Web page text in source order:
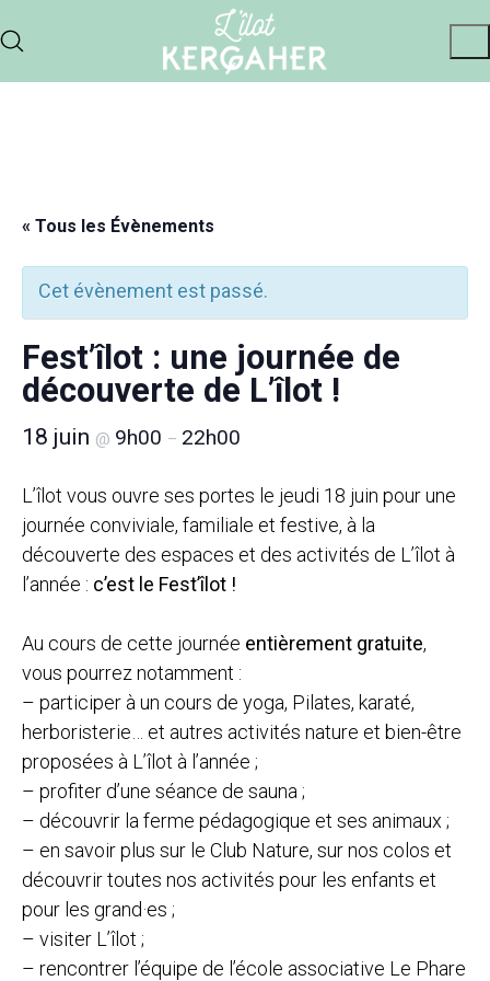
« Tous les Évènements
Cet évènement est passé.
Fest’îlot : une journée de
découverte de L’îlot !
18 juin @ 9h00 – 22h00
L’îlot vous ouvre ses portes le jeudi 18 juin pour une
journée conviviale, familiale et festive, à la
découverte des espaces et des activités de L’îlot à
l’année : c’est le Fest’îlot !
Au cours de cette journée entièrement gratuite,
vous pourrez notamment :
– participer à un cours de yoga, Pilates, karaté,
herboristerie… et autres activités nature et bien-être
proposées à L’îlot à l’année ;
– profiter d’une séance de sauna ;
– découvrir la ferme pédagogique et ses animaux ;
– en savoir plus sur le Club Nature, sur nos colos et
découvrir toutes nos activités pour les enfants et
pour les grand·es ;
– visiter L’îlot ;
– rencontrer l’équipe de l’école associative Le Phare